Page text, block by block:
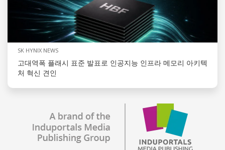
SK HYNIX NEWS
고대역폭 플래시 표준 발표로 인공지능 인프라 메모리 아키텍
처 혁신 견인